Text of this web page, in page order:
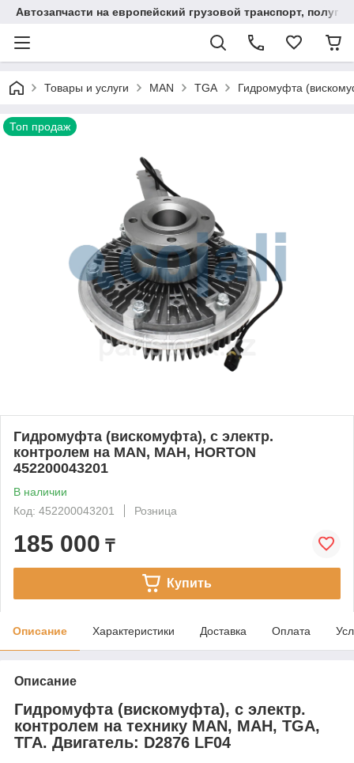
Автозапчасти на европейский грузовой транспорт,
Товары и услуги MAN TGA Гидромуфта
Топ продаж
Гидромуфта (вискомуфта), с электр.
контролем на MAN, МАН, HORTON
452200043201
В наличии
Код: 452200043201
Розница
185 000 ₸
Купить
Описание Характеристики Доставка Оплата
Описание
Гидромуфта (вискомуфта), с электр.
контролем на технику MAN, МАН, TGA,
ТГА. Двигатель: D2876 LF04